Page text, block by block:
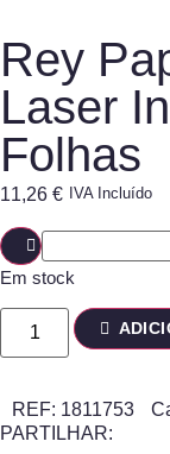
Rey
Laser
Folhas
11,26 € IVA Incluído
Em stock
REF: 1811753
PARTILHAR: